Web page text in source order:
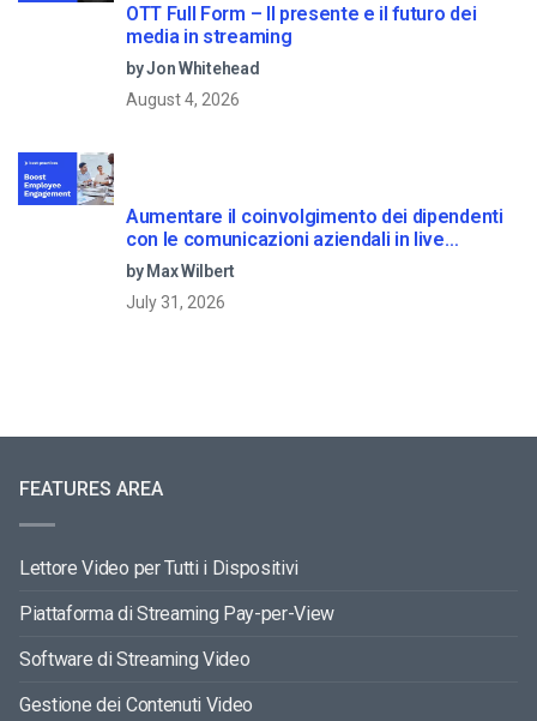
OTT Full Form – Il presente e il futuro dei
media in streaming
by Jon Whitehead
August 4, 2026
Aumentare il coinvolgimento dei dipendenti
con le comunicazioni aziendali in live
streaming
by Max Wilbert
July 31, 2026
FEATURES AREA
Lettore Video per Tutti i Dispositivi
Piattaforma di Streaming Pay-per-View
Software di Streaming Video
Gestione dei Contenuti Video